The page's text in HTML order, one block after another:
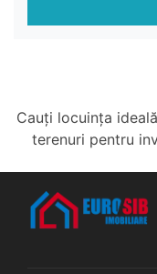
Cauți locuința
terenuri pentru